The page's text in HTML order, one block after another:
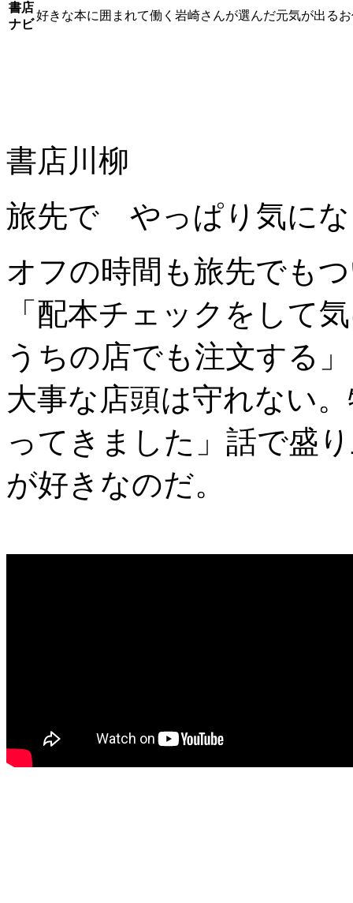
書店
ナビ
好きな本に囲まれて働く岩崎さんが選んだ元気が出る
書店川柳
旅先で やっぱり気に
オフの時間も旅先でも
「配本チェックをして
うちの店でも注文する
大事な店頭は守れない
ってきました」話で盛
が好きなのだ。